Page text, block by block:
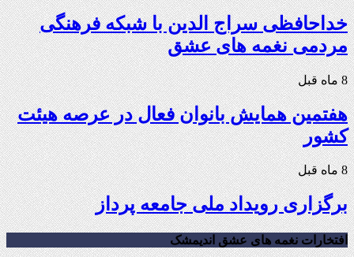
خداحافظی سراج الدین با شبکه فرهنگی
مردمی نغمه های عشق
8 ماه قبل
هفتمین همایش بانوان فعال در عرصه‌ هیئت
کشور
8 ماه قبل
برگزاری رویداد ملی جامعه پرداز
افتخارات نغمه های عشق اندیمشک